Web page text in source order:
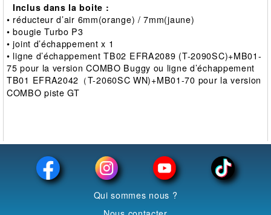
Inclus dans la boite :
• réducteur d’air 6mm(orange) / 7mm(jaune)
• bougie Turbo P3
• joint d’échappement x 1
• ligne d’échappement TB02 EFRA2089 (T-2090SC)+MB01-
75 pour la version COMBO Buggy ou ligne d’échappement
TB01 EFRA2042（T-2060SC WN)+MB01-70 pour la version
COMBO piste GT
Qui sommes nous ?